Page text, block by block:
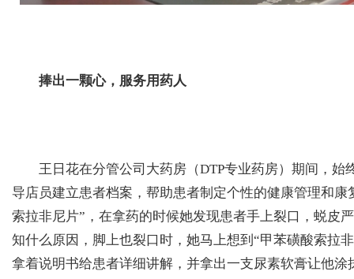
捧出一颗心，服务用药人
王日花在分管公司大药房（DTP专业药房）期间，始
导店员建立患者档案，帮助患者制定个性的健康管理和
索拉非尼片”，在拿药的时候她发现患者手上裂口，蜕皮
知什么原因，脚上也裂口时，她马上想到“甲苯磺酸索拉
拿着说明书给患者详细讲解，并拿出一支尿素软膏让他